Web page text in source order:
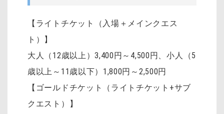
【ライトチケット（入場＋メインクエス
ト）】
大人（12歳以上）3,400円～4,500円
、小人（5
歳以上～11歳以下）1,800円～2,500円
【ゴールドチケット（ライトチケット+サブ
クエスト）】